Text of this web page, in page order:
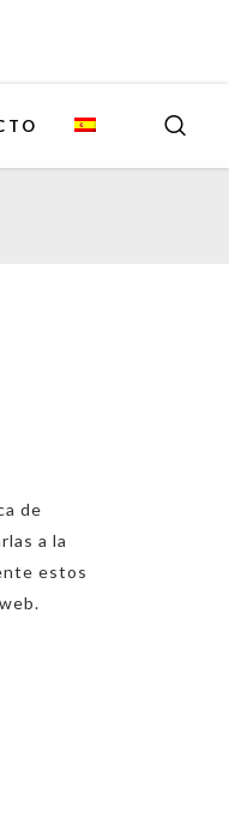
de
a la
estos